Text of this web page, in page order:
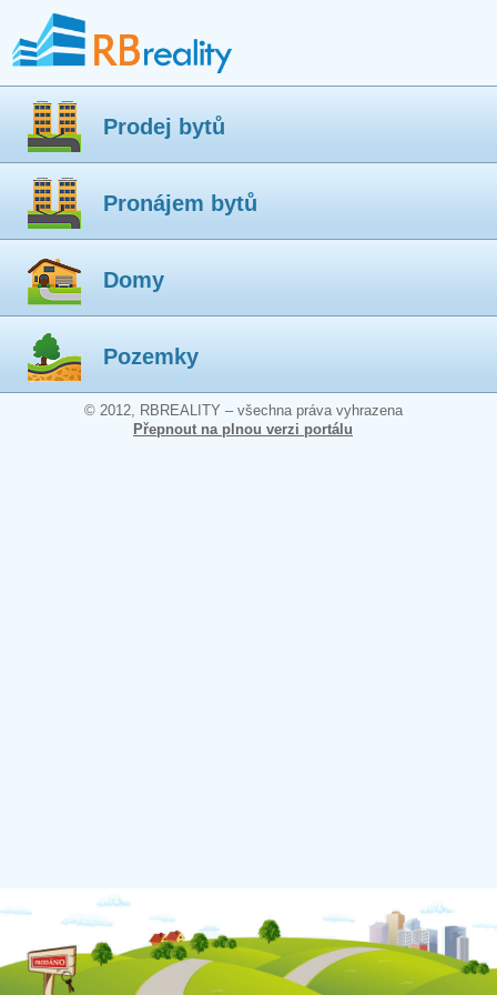
Prodej bytů
Pronájem bytů
Domy
Pozemky
© 2012, RBREALITY – všechna práva vyhrazena
Přepnout na plnou verzi portálu